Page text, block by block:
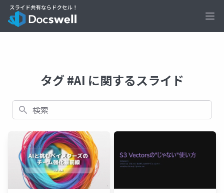
タグ #AI に関するスライド
検索